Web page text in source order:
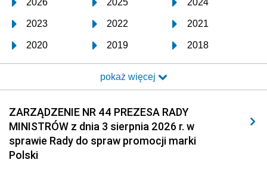
2026 2025 2024
2023 2022 2021
2020 2019 2018
2017 2016 2015
2014 2013 2012
2011 2010 2009
2008 2007 2006
2005
pokaż więcej
ZARZĄDZENIE NR 44 PREZESA RADY
MINISTRÓW z dnia 3 sierpnia 2026 r. w
sprawie Rady do spraw promocji marki
Polski